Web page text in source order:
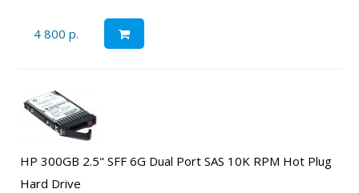
4 800 р.
HP 300GB 2.5" SFF 6G Dual Port SAS 10K RPM Hot Plug
Hard Drive